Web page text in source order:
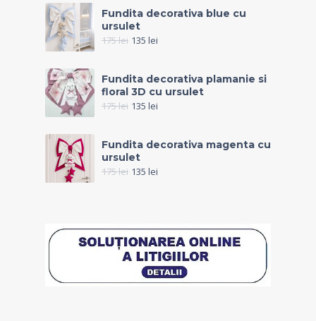
Fundita decorativa blue cu
ursulet
175lei 135 lei
Fundita decorativa plamanie si
floral 3D cu ursulet
175lei 135 lei
Fundita decorativa magenta cu
ursulet
175lei 135 lei